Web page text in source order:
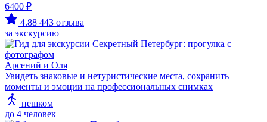
6400 ₽
4.88 443 отзыва
за экскурсию
Арсений и Оля
Увидеть знаковые и нетуристические места, сохранить
моменты и эмоции на профессиональных снимках
пешком
до 4 человек